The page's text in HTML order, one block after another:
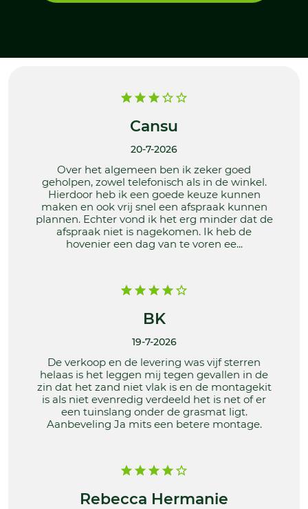
Cansu
20-7-2026
Over het algemeen ben ik zeker goed
geholpen, zowel telefonisch als in de winkel.
Hierdoor heb ik een goede keuze kunnen
maken en ook vrij snel een afspraak kunnen
plannen. Echter vond ik het erg minder dat de
afspraak niet is nagekomen. Ik heb de
hovenier een dag van te voren ee...
BK
19-7-2026
De verkoop en de levering was vijf sterren
helaas is het leggen mij tegen gevallen in de
zin dat het zand niet vlak is en de montagekit
is als niet evenredig verdeeld het is net of er
een tuinslang onder de grasmat ligt.
Aanbeveling Ja mits een betere montage.
Rebecca Hermanie